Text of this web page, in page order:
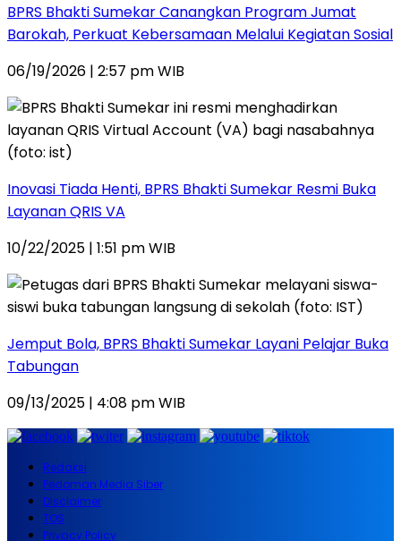
BPRS Bhakti Sumekar Canangkan Program Jumat
Barokah, Perkuat Kebersamaan Melalui Kegiatan Sosial
06/19/2026 | 2:57 pm WIB
Inovasi Tiada Henti, BPRS Bhakti Sumekar Resmi Buka
Layanan QRIS VA
10/22/2025 | 1:51 pm WIB
Jemput Bola, BPRS Bhakti Sumekar Layani Pelajar Buka
Tabungan
09/13/2025 | 4:08 pm WIB
Redaksi
Pedoman Media Siber
Disclaimer
TOS
Privacy Policy